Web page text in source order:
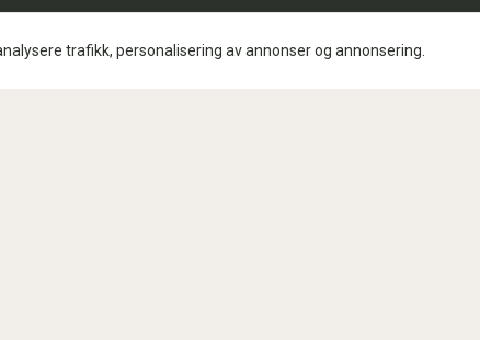
trafikk, personalisering av annonser og annonsering.